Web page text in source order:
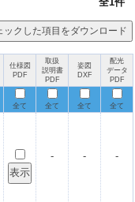
仕様図
PDF
取扱
説明書
PDF
姿図
DXF
配光
データ
PDF
全て 全て 全て 全て
- - -